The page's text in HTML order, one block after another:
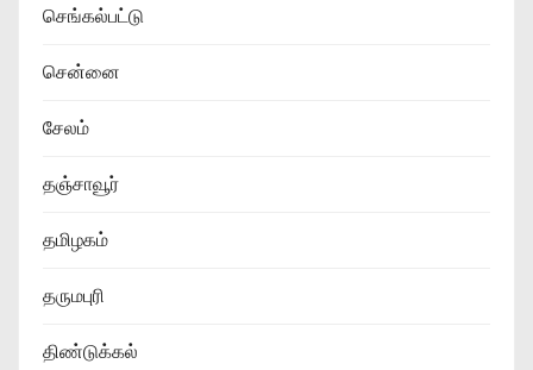
செங்கல்பட்டு
சென்னை
சேலம்
தஞ்சாவூர்
தமிழகம்
தருமபுரி
திண்டுக்கல்